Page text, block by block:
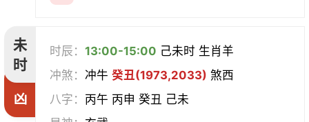
未
时
凶
时辰：13:00-15:00 己未时 生肖羊
冲煞：冲牛癸丑(1973,2033) 煞西
八字： 丙午 丙申 癸丑 己未